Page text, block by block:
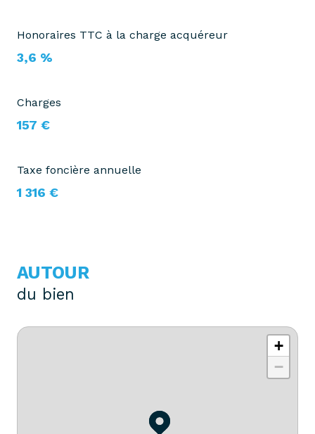
Honoraires TTC à la charge acquéreur
3,6 %
Charges
157 €
Taxe foncière annuelle
1 316 €
AUTOUR
du bien
+
−